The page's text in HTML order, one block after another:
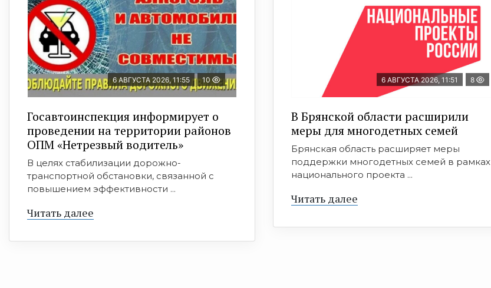
6 АВГУСТА 2026, 11:55 10
Госавтоинспекция информирует о
проведении на территории районов
ОПМ «Нетрезвый водитель»
В целях стабилизации дорожно-
транспортной обстановки, связанной с
повышением эффективности ...
Читать далее
6 АВГУСТА 2026, 11:51 8
В Брянской области расширили
меры для многодетных семей
Брянская область расширяет меры
поддержки многодетных семей в рамках
национального проекта ...
Читать далее